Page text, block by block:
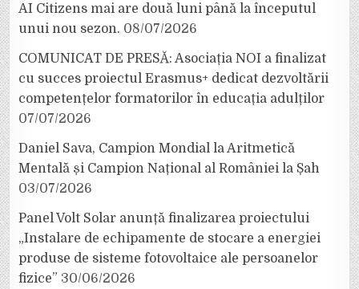
AI Citizens mai are două luni până la începutul
unui nou sezon. 08/07/2026
COMUNICAT DE PRESĂ: Asociația NOI a finalizat
cu succes proiectul Erasmus+ dedicat dezvoltării
competențelor formatorilor în educația adulților
07/07/2026
Daniel Sava, Campion Mondial la Aritmetică
Mentală și Campion Național al României la Șah
03/07/2026
Panel Volt Solar anunță finalizarea proiectului
„Instalare de echipamente de stocare a energiei
produse de sisteme fotovoltaice ale persoanelor
fizice” 30/06/2026